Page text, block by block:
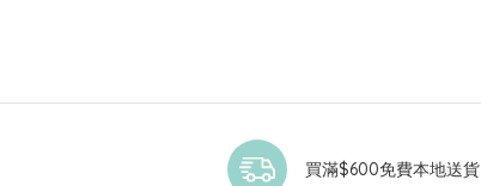
買滿$600免費本地送貨